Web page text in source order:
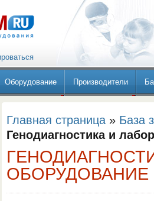
Оборудование Производители
Главная страница » База
Генодиагностика и
ОБОРУДОВАНИЕ